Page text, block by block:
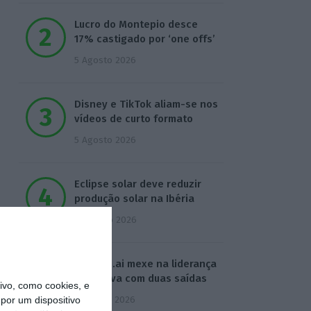
como cookies, e
um dispositivo
Lucro do Montepio desce
17% castigado por ‘one offs’
5 Agosto 2026
Disney e TikTok aliam-se nos
vídeos de curto formato
5 Agosto 2026
Eclipse solar deve reduzir
produção solar na Ibéria
6 Agosto 2026
Defined.ai mexe na liderança
executiva com duas saídas
7 Agosto 2026